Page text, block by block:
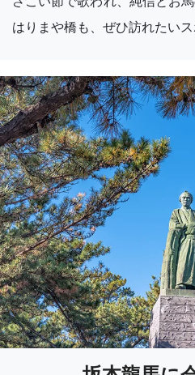
はりまや橋も、ぜひ訪れたいス